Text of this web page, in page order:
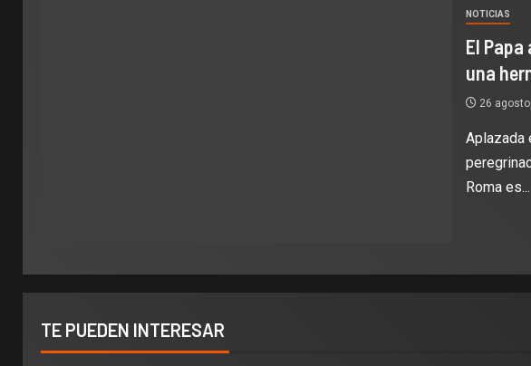
NOTICIAS
El
una
26
Aplazada
Roma es...
TE PUEDEN INTERESAR